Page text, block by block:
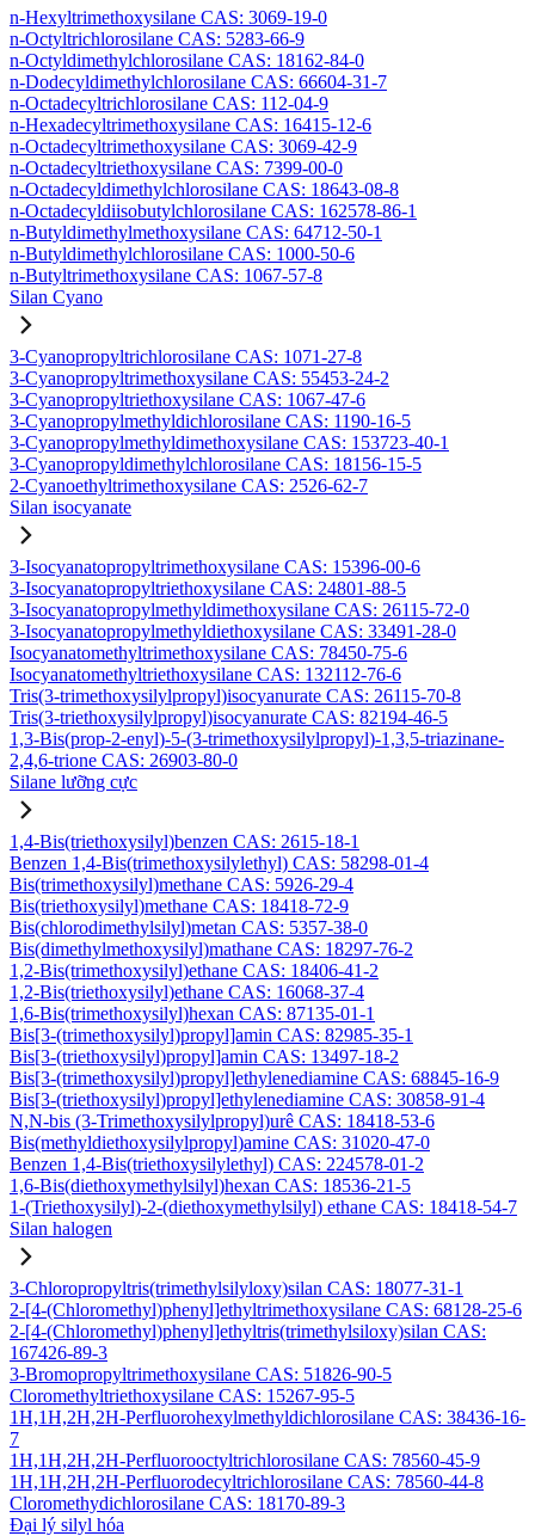
n-Hexyltrimethoxysilane CAS: 3069-19-0
n-Octyltrichlorosilane CAS: 5283-66-9
n-Octyldimethylchlorosilane CAS: 18162-84-0
n-Dodecyldimethylchlorosilane CAS: 66604-31-7
n-Octadecyltrichlorosilane CAS: 112-04-9
n-Hexadecyltrimethoxysilane CAS: 16415-12-6
n-Octadecyltrimethoxysilane CAS: 3069-42-9
n-Octadecyltriethoxysilane CAS: 7399-00-0
n-Octadecyldimethylchlorosilane CAS: 18643-08-8
n-Octadecyldiisobutylchlorosilane CAS: 162578-86-1
n-Butyldimethylmethoxysilane CAS: 64712-50-1
n-Butyldimethylchlorosilane CAS: 1000-50-6
n-Butyltrimethoxysilane CAS: 1067-57-8
Silan Cyano
3-Cyanopropyltrichlorosilane CAS: 1071-27-8
3-Cyanopropyltrimethoxysilane CAS: 55453-24-2
3-Cyanopropyltriethoxysilane CAS: 1067-47-6
3-Cyanopropylmethyldichlorosilane CAS: 1190-16-5
3-Cyanopropylmethyldimethoxysilane CAS: 153723-40-1
3-Cyanopropyldimethylchlorosilane CAS: 18156-15-5
2-Cyanoethyltrimethoxysilane CAS: 2526-62-7
Silan isocyanate
3-Isocyanatopropyltrimethoxysilane CAS: 15396-00-6
3-Isocyanatopropyltriethoxysilane CAS: 24801-88-5
3-Isocyanatopropylmethyldimethoxysilane CAS: 26115-72-0
3-Isocyanatopropylmethyldiethoxysilane CAS: 33491-28-0
Isocyanatomethyltrimethoxysilane CAS: 78450-75-6
Isocyanatomethyltriethoxysilane CAS: 132112-76-6
Tris(3-trimethoxysilylpropyl)isocyanurate CAS: 26115-70-8
Tris(3-triethoxysilylpropyl)isocyanurate CAS: 82194-46-5
1,3-Bis(prop-2-enyl)-5-(3-trimethoxysilylpropyl)-1,3,5-triazinane-
2,4,6-trione CAS: 26903-80-0
Silane lưỡng cực
1,4-Bis(triethoxysilyl)benzen CAS: 2615-18-1
Benzen 1,4-Bis(trimethoxysilylethyl) CAS: 58298-01-4
Bis(trimethoxysilyl)methane CAS: 5926-29-4
Bis(triethoxysilyl)methane CAS: 18418-72-9
Bis(chlorodimethylsilyl)metan CAS: 5357-38-0
Bis(dimethylmethoxysilyl)mathane CAS: 18297-76-2
1,2-Bis(trimethoxysilyl)ethane CAS: 18406-41-2
1,2-Bis(triethoxysilyl)ethane CAS: 16068-37-4
1,6-Bis(trimethoxysilyl)hexan CAS: 87135-01-1
Bis[3-(trimethoxysilyl)propyl]amin CAS: 82985-35-1
Bis[3-(triethoxysilyl)propyl]amin CAS: 13497-18-2
Bis[3-(trimethoxysilyl)propyl]ethylenediamine CAS: 68845-16-9
Bis[3-(triethoxysilyl)propyl]ethylenediamine CAS: 30858-91-4
N,N-bis (3-Trimethoxysilylpropyl)urê CAS: 18418-53-6
Bis(methyldiethoxysilylpropyl)amine CAS: 31020-47-0
Benzen 1,4-Bis(triethoxysilylethyl) CAS: 224578-01-2
1,6-Bis(diethoxymethylsilyl)hexan CAS: 18536-21-5
1-(Triethoxysilyl)-2-(diethoxymethylsilyl) ethane CAS: 18418-54-7
Silan halogen
3-Chloropropyltris(trimethylsilyloxy)silan CAS: 18077-31-1
2-[4-(Chloromethyl)phenyl]ethyltrimethoxysilane CAS: 68128-25-6
2-[4-(Chloromethyl)phenyl]ethyltris(trimethylsiloxy)silan CAS:
167426-89-3
3-Bromopropyltrimethoxysilane CAS: 51826-90-5
Cloromethyltriethoxysilane CAS: 15267-95-5
1H,1H,2H,2H-Perfluorohexylmethyldichlorosilane CAS: 38436-16-
7
1H,1H,2H,2H-Perfluorooctyltrichlorosilane CAS: 78560-45-9
1H,1H,2H,2H-Perfluorodecyltrichlorosilane CAS: 78560-44-8
Cloromethydichlorosilane CAS: 18170-89-3
Đại lý silyl hóa